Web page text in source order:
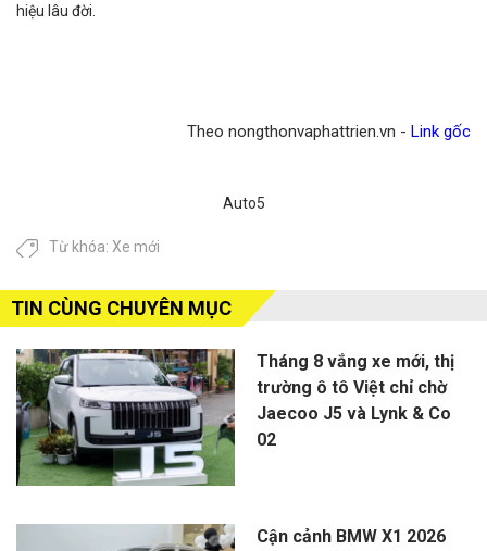
hiệu lâu đời.
Theo nongthonvaphattrien.vn - Link gốc
Auto5
Từ khóa: Xe mới
TIN CÙNG CHUYÊN MỤC
Tháng 8 vắng xe mới, thị
trường ô tô Việt chỉ chờ
Jaecoo J5 và Lynk & Co
02
Cận cảnh BMW X1 2026